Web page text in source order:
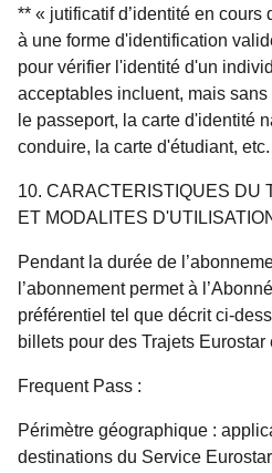
** « jutificatif d’identité en
à une forme d'identification
pour vérifier l'identité d'un
acceptables incluent, mais
le passeport, la carte d'identité
conduire, la carte d'étudiant, etc.
10. CARACTERISTIQUES DU
ET MODALITES
Pendant la durée de
l’abonnement permet à
préférentiel tel que décrit ci-
billets pour des Trajets
Frequent Pass :
Périmètre géographique :
destinations du Service